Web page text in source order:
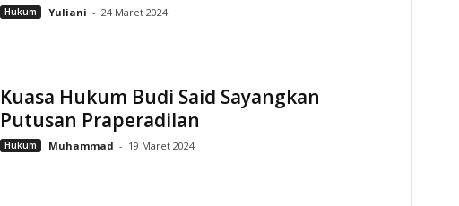
Hukum Yuliani - 24 Maret 2024
Kuasa Hukum Budi Said Sayangkan
Putusan Praperadilan
Hukum Muhammad - 19 Maret 2024